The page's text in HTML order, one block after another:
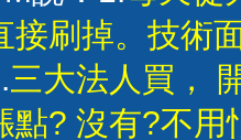
接刷掉。技術
三大法人買，
點? 沒有?不用